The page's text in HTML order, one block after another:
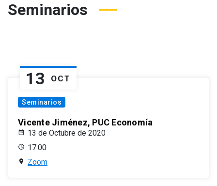
Seminarios
13 OCT
Seminarios
Vicente Jiménez, PUC Economía
13 de Octubre de 2020
17:00
Zoom